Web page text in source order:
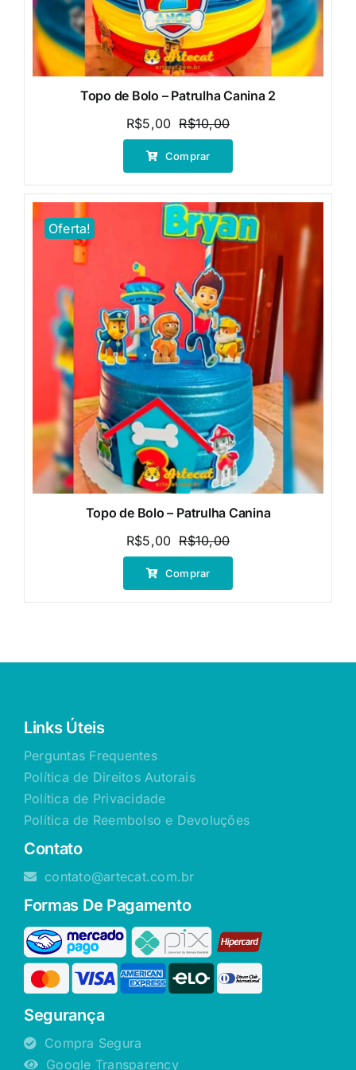
Topo de Bolo – Patrulha Canina 2
R$10,00O
preço
era:
R$5,00
O
preço
é:
Comprar
Oferta!
Topo de Bolo – Patrulha Canina
R$10,00O
preço
era:
R$5,00
O
preço
é:
Comprar
Links Úteis
Perguntas Frequentes
Política de Direitos Autorais
Política de Privacidade
Política de Reembolso e Devoluções
Contato
contato@artecat.com.br
Formas De Pagamento
Segurança
Compra Segura
Google Transparency